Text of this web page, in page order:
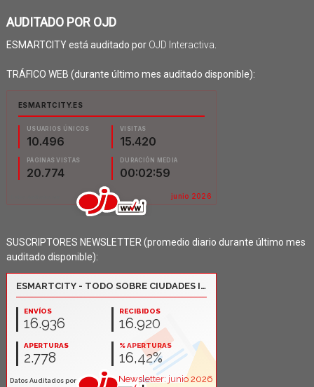
AUDITADO POR OJD
ESMARTCITY está auditado por OJD Interactiva.
TRÁFICO WEB (durante último mes auditado disponible):
SUSCRIPTORES NEWSLETTER (promedio diario durante último mes
auditado disponible):